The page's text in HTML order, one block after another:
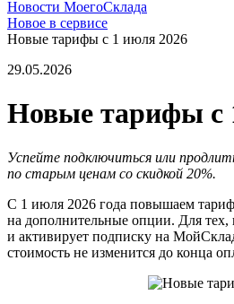
Новости МоегоСклада
Новое в сервисе
Новые тарифы с 1 июля 2026
29.05.2026
Новые тарифы с
Успейте подключиться или
по старым ценам со скидкой 20%.
С 1 июля 2026 года повышаем
на дополнительные опции. Для тех,
и активирует подписку на
стоимость не изменится до конца